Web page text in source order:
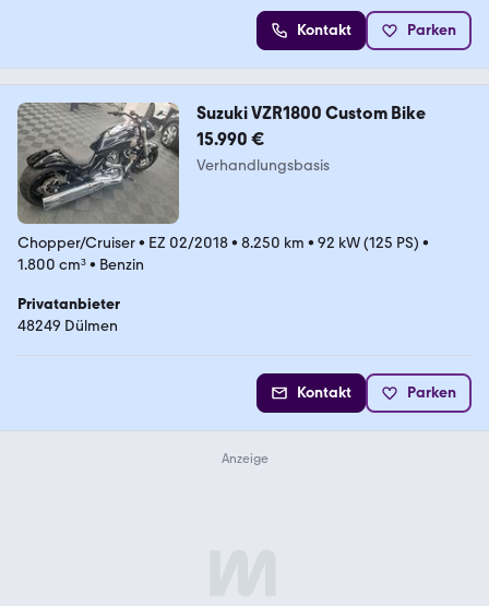
Kontakt Parken
Suzuki VZR1800 Custom Bike
15.990 €
Verhandlungsbasis
Chopper/Cruiser• EZ 02/2018• 8.250 km • 92 kW (125 PS) •
1.800 cm³• Benzin
Privatanbieter
48249 Dülmen
Kontakt Parken